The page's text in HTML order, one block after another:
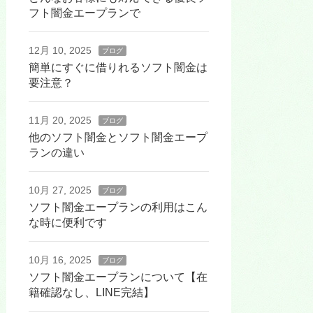
フト闇金エープランで
12月 10, 2025 ブログ
簡単にすぐに借りれるソフト闇金は
要注意？
11月 20, 2025 ブログ
他のソフト闇金とソフト闇金エープ
ランの違い
10月 27, 2025 ブログ
ソフト闇金エープランの利用はこん
な時に便利です
10月 16, 2025 ブログ
ソフト闇金エープランについて【在
籍確認なし、LINE完結】